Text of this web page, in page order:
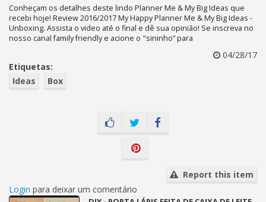
Conheçam os detalhes deste lindo Planner Me & My Big Ideas que
recebi hoje! Review 2016/2017 My Happy Planner Me & My Big Ideas -
Unboxing. Assista o video até o final e dê sua opinião! Se inscreva no
nosso canal family friendly e acione o "sininho” para
04/28/17
Etiquetas:
Ideas
Box
Report this item
Login para deixar um comentário